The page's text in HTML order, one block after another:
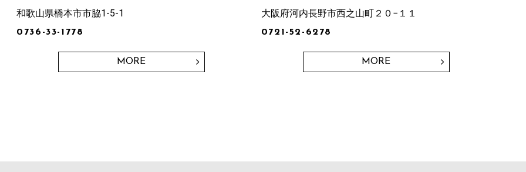
和歌山県橋本市市脇1-5-1
0736-33-1778
MORE
大阪府河内長野市西之山町２０−１１
0721-52-6278
MORE